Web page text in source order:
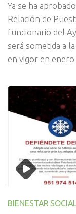
Ya se ha
Relación de
funcionario del
será sometida a
en vigor en enero
BIENESTAR